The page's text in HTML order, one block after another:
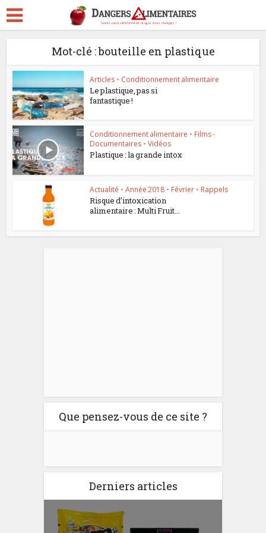
Mot-clé : bouteille en plastique
Articles • Conditionnement alimentaire
Le plastique, pas si
fantastique !
Conditionnement alimentaire • Films -
Documentaires • Vidéos
Plastique : la grande intox
Actualité • Année 2018 • Février • Rappels
Risque d’intoxication
alimentaire : Multi Fruit...
Que pensez-vous de ce site ?
Derniers articles